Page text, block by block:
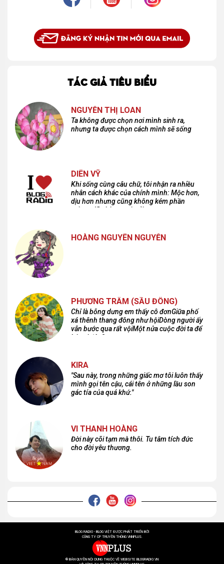
TÁC GIẢ TIÊU BIỂU
NGUYỄN THỊ LOAN
Ta không được chọn nơi mình sinh ra,
nhưng ta được chọn cách mình sẽ sống
DIÊN VỸ
Khi sống cùng câu chữ, tôi nhận ra nhiều
nhân cách khác của chính mình: Mộc hơn,
dịu hơn nhưng cũng không kém phần
cuồng dã và hoang hoải...
HOÀNG NGUYÊN NGUYỄN
PHƯƠNG TRÂM (SẦU ĐÔNG)
Chỉ là bỗng dưng em thấy cô đơnGiữa phố
xá thênh thang đông như hộiDòng người ấy
vẫn bước qua rất vộiMột nửa cuộc đời ta để
lại nơi đâu?
KIRA
"Sau này, trong những giấc mơ tôi luôn thấy
mình gọi tên cậu, cái tên ở những lầu son
gác tía của quá khứ."
VI THANH HOÀNG
Đời này cõi tạm mà thôi. Tu tâm tích đức
cho đời yêu thương.
BLOG RADIO - BLOG VIỆT ĐƯỢC PHÁT TRIỂN BỞI
CÔNG TY CP TRUYỀN THÔNG VNNPLUS.
® BẢN QUYỀN NỘI DUNG THUỘC VỀ WEBSITE BLOGRADIO.VN